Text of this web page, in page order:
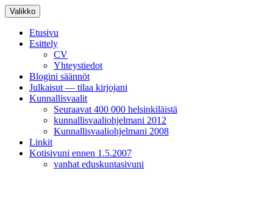
Siirry
sisältöön
Valikko
Etusivu
Esittely
CV
Yhteystiedot
Blogini säännöt
Julkaisut — tilaa kirjojani
Kunnallisvaalit
Seuraavat 400 000 helsinkiläistä
kunnallisvaaliohjelmani 2012
Kunnallisvaaliohjelmani 2008
Linkit
Kotisivuni ennen 1.5.2007
vanhat eduskuntasivuni